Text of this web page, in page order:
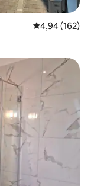
Середня
4,94 (162)